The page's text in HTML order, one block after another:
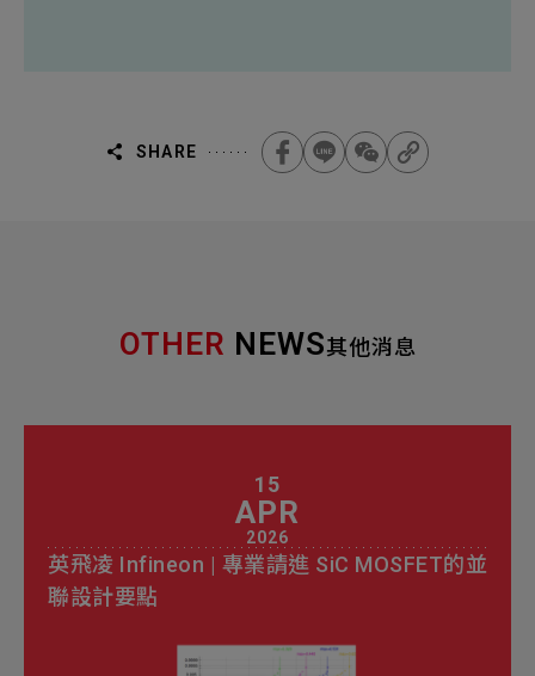
SHARE
OTHER NEWS其他消息
15
APR
2026
英飛凌 Infineon | 專業請進 SiC MOSFET的並
聯設計要點